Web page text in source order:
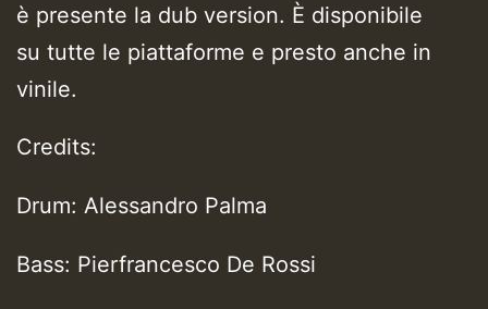
è presente la dub version. È disponibile
su tutte le piattaforme e presto anche in
vinile.
Credits:
Drum: Alessandro Palma
Bass: Pierfrancesco De Rossi